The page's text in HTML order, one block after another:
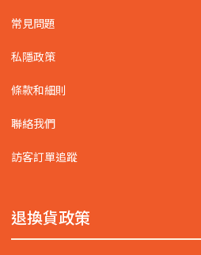
常見問題
私隱政策
條款和細則
聯絡我們
訪客訂單追蹤
退換貨政策